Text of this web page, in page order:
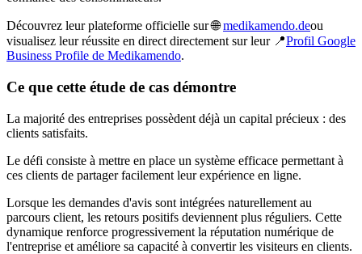
Découvrez leur plateforme officielle sur 🌐medikamendo.deou
visualisez leur réussite en direct directement sur leur 📍Profil Google
Business Profile de Medikamendo.
Ce que cette étude de cas démontre
La majorité des entreprises possèdent déjà un capital précieux : des
clients satisfaits.
Le défi consiste à mettre en place un système efficace permettant à
ces clients de partager facilement leur expérience en ligne.
Lorsque les demandes d'avis sont intégrées naturellement au
parcours client, les retours positifs deviennent plus réguliers. Cette
dynamique renforce progressivement la réputation numérique de
l'entreprise et améliore sa capacité à convertir les visiteurs en clients.